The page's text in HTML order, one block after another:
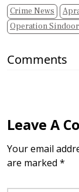
Crime News
Operation Sindoor
Comments
Leave A
Your email
are marked *